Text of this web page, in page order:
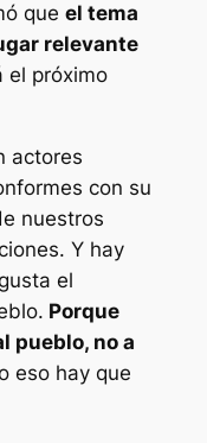
que el tema
relevante
el próximo
actores
con su
nuestros
Y hay
el
Porque
pueblo, no a
eso hay que